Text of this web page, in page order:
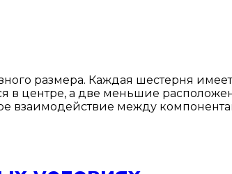
размера. Каждая шестерня
центре, а две меньшие
взаимодействие между